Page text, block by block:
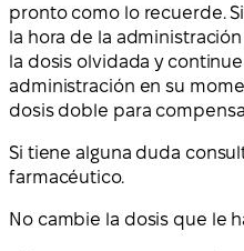
pronto como lo recuerde.
la hora de la
la dosis olvidada y
administración en su
dosis doble para
Si tiene alguna duda
farmacéutico.
No cambie la dosis que le